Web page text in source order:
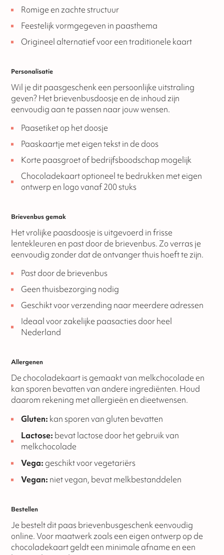
Romige en zachte structuur
Feestelijk vormgegeven in paasthema
Origineel alternatief voor een traditionele kaart
Personalisatie
Wil je dit paasgeschenk een persoonlijke uitstraling
geven? Het brievenbusdoosje en de inhoud zijn
eenvoudig aan te passen naar jouw wensen.
Paasetiket op het doosje
Paaskaartje met eigen tekst in de doos
Korte paasgroet of bedrijfsboodschap mogelijk
Chocoladekaart optioneel te bedrukken met eigen
ontwerp en logo vanaf 200 stuks
Brievenbus gemak
Het vrolijke paasdoosje is uitgevoerd in frisse
lentekleuren en past door de brievenbus. Zo verras je
eenvoudig zonder dat de ontvanger thuis hoeft te zijn.
Past door de brievenbus
Geen thuisbezorging nodig
Geschikt voor verzending naar meerdere adressen
Ideaal voor zakelijke paasacties door heel
Nederland
Allergenen
De chocoladekaart is gemaakt van melkchocolade en
kan sporen bevatten van andere ingrediënten. Houd
daarom rekening met allergieën en dieetwensen.
Gluten: kan sporen van gluten bevatten
Lactose: bevat lactose door het gebruik van
melkchocolade
Vega: geschikt voor vegetariërs
Vegan: niet vegan, bevat melkbestanddelen
Bestellen
Je bestelt dit paas brievenbusgeschenk eenvoudig
online. Voor maatwerk zoals een eigen ontwerp op de
chocoladekaart geldt een minimale afname en een